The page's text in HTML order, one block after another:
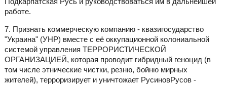
работе.
7. Признать коммерческую компанию - квазигосударство
"Украина" (УНР) вместе с её оккупационной колониальной
системой управления ТЕРРОРИСТИЧЕСКОЙ
ОРГАНИЗАЦИЕЙ, которая проводит гибридный геноцид (в
том числе этнические чистки, резню, бойню мирных
жителей), терроризирует и уничтожает РусиновРусов -